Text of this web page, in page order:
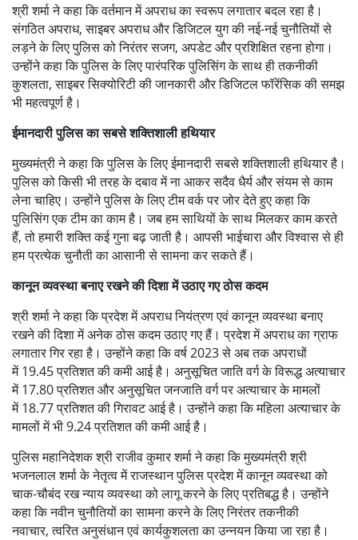
श्री शर्मा ने कहा कि वर्तमान में अपराध का स्वरूप लगातार बदल रहा है।
संगठित अपराध, साइबर अपराध और डिजिटल युग की नई-नई चुनौतियों से
लड़ने के लिए पुलिस को निरंतर सजग, अपडेट और प्रशिक्षित रहना होगा।
उन्होंने कहा कि पुलिस के लिए पारंपरिक पुलिसिंग के साथ ही तकनीकी
कुशलता, साइबर सिक्योरिटी की जानकारी और डिजिटल फॉरेंसिक की समझ
भी महत्वपूर्ण है।
ईमानदारी पुलिस का सबसे शक्तिशाली हथियार
मुख्यमंत्री ने कहा कि पुलिस के लिए ईमानदारी सबसे शक्तिशाली हथियार है।
पुलिस को किसी भी तरह के दबाव में ना आकर सदैव धैर्य और संयम से काम
लेना चाहिए। उन्होंने पुलिस के लिए टीम वर्क पर जोर देते हुए कहा कि
पुलिसिंग एक टीम का काम है। जब हम साथियों के साथ मिलकर काम करते
हैं, तो हमारी शक्ति कई गुना बढ़ जाती है। आपसी भाईचारा और विश्वास से ही
हम प्रत्येक चुनौती का आसानी से सामना कर सकते हैं।
कानून व्यवस्था बनाए रखने की दिशा में उठाए गए ठोस कदम
श्री शर्मा ने कहा कि प्रदेश में अपराध नियंत्रण एवं कानून व्यवस्था बनाए
रखने की दिशा में अनेक ठोस कदम उठाए गए हैं। प्रदेश में अपराध का ग्राफ
लगातार गिर रहा है। उन्होंने कहा कि वर्ष 2023 से अब तक अपराधों
में 19.45 प्रतिशत की कमी आई है। अनुसूचित जाति वर्ग के विरूद्ध अत्याचार
में 17.80 प्रतिशत और अनुसूचित जनजाति वर्ग पर अत्याचार के मामलों
में 18.77 प्रतिशत की गिरावट आई है। उन्होंने कहा कि महिला अत्याचार के
मामलों में भी 9.24 प्रतिशत की कमी आई है।
पुलिस महानिदेशक श्री राजीव कुमार शर्मा ने कहा कि मुख्यमंत्री श्री
भजनलाल शर्मा के नेतृत्व में राजस्थान पुलिस प्रदेश में कानून व्यवस्था को
चाक-चौबंद रख न्याय व्यवस्था को लागू करने के लिए प्रतिबद्ध है। उन्होंने
कहा कि नवीन चुनौतियों का सामना करने के लिए निरंतर तकनीकी
नवाचार, त्वरित अनुसंधान एवं कार्यकुशलता का उन्नयन किया जा रहा है।